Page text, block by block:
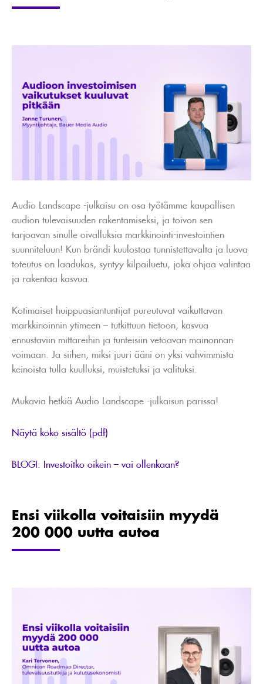
Audio Landscape -julkaisu on osa työtämme kaupallisen
audion tulevaisuuden rakentamiseksi, ja toivon sen
tarjoavan sinulle oivalluksia markkinointi-investointien
suunniteluun! Kun brändi kuulostaa tunnistettavalta ja luova
toteutus on laadukas, syntyy kilpailuetu, joka ohjaa valintaa
ja rakentaa kasvua.
Kotimaiset huippuasiantuntijat pureutuvat vaikuttavan
markkinoinnin ytimeen – tutkittuun tietoon, kasvua
ennustaviin mittareihin ja tunteisiin vetoavan mainonnan
voimaan. Ja siihen, miksi juuri ääni on yksi vahvimmista
keinoista tulla kuulluksi, muistetuksi ja valituksi.
Mukavia hetkiä Audio Landscape -julkaisun parissa!
Näytä koko sisältö (pdf)
BLOGI: Investoitko oikein – vai ollenkaan?
Ensi viikolla voitaisiin myydä
200 000 uutta autoa